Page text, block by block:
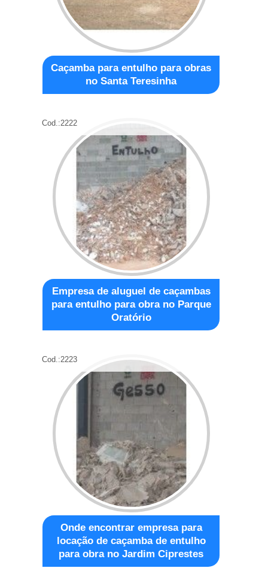
Caçamba para entulho para obras
no Santa Teresinha
Cod.:2222
Empresa de aluguel de caçambas
para entulho para obra no Parque
Oratório
Cod.:2223
Onde encontrar empresa para
locação de caçamba de entulho
para obra no Jardim Ciprestes